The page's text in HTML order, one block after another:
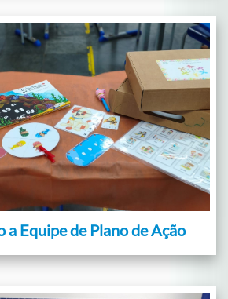
Equipe de Plano de Ação